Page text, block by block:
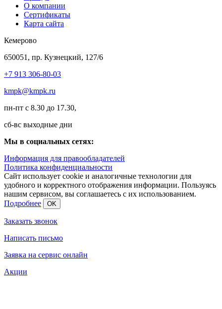
О компании
Сертификаты
Карта сайта
Кемерово
650051, пр. Кузнецкий, 127/6
+7 913 306-80-03
kmpk@kmpk.ru
пн-пт с 8.30 до 17.30,
сб-вс выходные дни
Мы в социальных сетях:
Информация для правообладателей
Политика конфиденциальности
Сайт использует cookie и аналогичные технологии для
удобного и корректного отображения информации. Пользуясь
нашим сервисом, вы соглашаетесь с их использованием.
Подробнее
OK
Заказать звонок
Написать письмо
Заявка на сервис онлайн
Акции